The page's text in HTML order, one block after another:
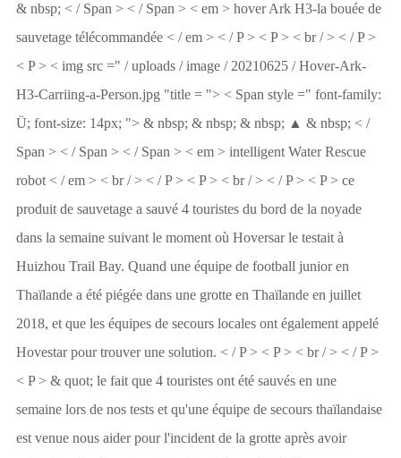
& nbsp; < / Span > < / Span > < em > hover Ark H3-la bouée de
sauvetage télécommandée < / em > < / P > < P > < br / > < / P >
< P > < img src =" / uploads / image / 20210625 / Hover-Ark-
H3-Carriing-a-Person.jpg "title = "> < Span style =" font-family:
Ü; font-size: 14px; "> & nbsp; & nbsp; & nbsp; ▲ & nbsp; < /
Span > < / Span > < / Span > < em > intelligent Water Rescue
robot < / em > < br / > < / P > < P > < br / > < / P > < P > ce
produit de sauvetage a sauvé 4 touristes du bord de la noyade
dans la semaine suivant le moment où Hoversar le testait à
Huizhou Trail Bay. Quand une équipe de football junior en
Thaïlande a été piégée dans une grotte en Thaïlande en juillet
2018, et que les équipes de secours locales ont également appelé
Hovestar pour trouver une solution. < / P > < P > < br / > < / P >
< P > & quot; le fait que 4 touristes ont été sauvés en une
semaine lors de nos tests et qu'une équipe de secours thaïlandaise
est venue nous aider pour l'incident de la grotte après avoir